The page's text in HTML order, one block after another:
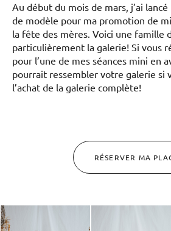
Au début du mois de mars, j’ai
de modèle pour ma promotion de
la fête des mères. Voici une famille
particulièrement la galerie! Si vous
pour l’une de mes séances mini en
pourrait ressembler votre galerie si
l’achat de la galerie complète!
RÉSERVER MA